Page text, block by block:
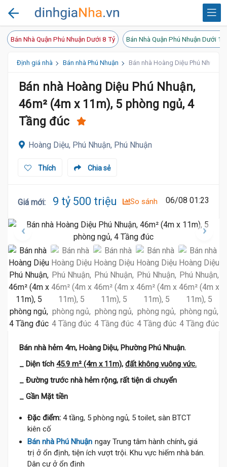
Bán Nhà Quận Phú Nhuận Dưới 8 Tỷ Bán Nhà Quận Phú Nhuận Dưới
Định giá nhà Bán nhà Phú Nhuận Bán nhà Hoàng Diệu Phú Nhuận,
Bán nhà Hoàng Diệu Phú Nhuận,
46m² (4m x 11m), 5 phòng ngủ, 4
Tầng đúc
Hoàng Diệu, Phú Nhuận, Phú Nhuận
Chia sẻ
Thích
Giá mới: 9 tỷ 500 triệu So sánh 06/08 01:23
Bán nhà hẻm 4m, Hoàng Diệu, Phường Phú Nhuận.
_ Diện tích 45.9 m² (4m x 11m), đất không vuông vức.
_ Đường trước nhà hẻm rộng, rất tiện di chuyển
_ Gần Mặt tiền
Đặc điểm: 4 tầng, 5 phòng ngủ, 5 toilet, sàn BTCT
kiên cố
Bán nhà Phú Nhuận ngay Trung tâm hành chính, giá
trị ở ổn định, tiện ích vượt trội. Khu vực hiếm nhà bán.
Dân cư ở ổn định